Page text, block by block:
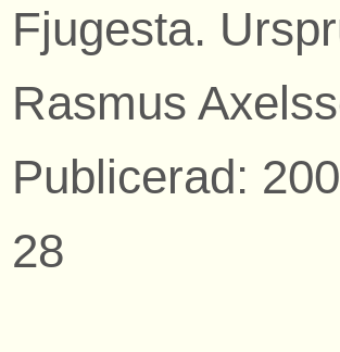
Fjugesta.
Rasmus
Publicerad:
28